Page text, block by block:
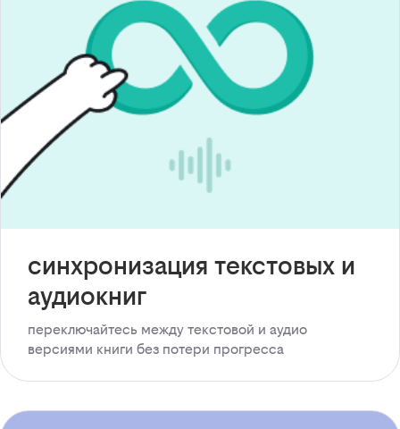
синхронизация текстовых и
аудиокниг
переключайтесь между текстовой и аудио
версиями книги без потери прогресса